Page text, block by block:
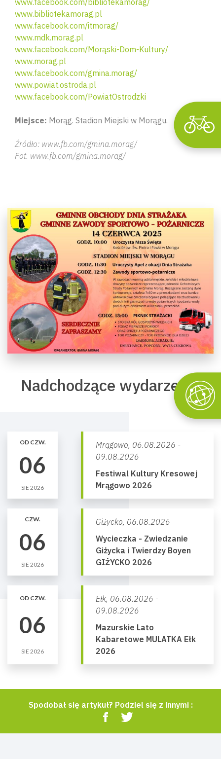
www.bibliotekamorag.pl
www.facebook.com/itmorag/
www.mdk.morag.pl
www.facebook.com/Morąski-Dom-Kultury/
www.morag.pl
www.facebook.com/gmina.morag/
www.powiat.ostroda.pl
www.facebook.com/PowiatOstrodzki
Miejsce: Morąg. Stadion Miejski w Morągu.
Źródło: www.fb.com/gmina.morag/
Fot. www.fb.com/gmina.morag/
Nadchodzące wydarzenia
OD CZW.
06
SIE 2026
Mrągowo, 06.08.2026 -
09.08.2026
Festiwal Kultury Kresowej
Mrągowo 2026
CZW.
06
SIE 2026
Giżycko, 06.08.2026
Wycieczka - Zwiedzanie
Giżycka i Twierdzy Boyen
GIŻYCKO 2026
OD CZW.
06
SIE 2026
Ełk, 06.08.2026 -
09.08.2026
Mazurskie Lato
Kabaretowe MULATKA Ełk
2026
Spodobał się artykuł? Podziel się z innymi :